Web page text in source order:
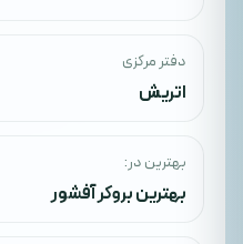
دفتر مرکزی
اتریش
بهترین در:
بهترین بروکر آفشور